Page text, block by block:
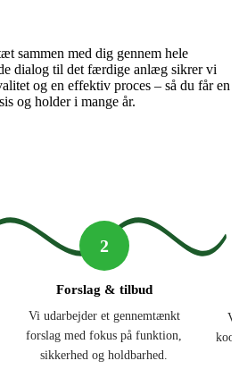
sammen med dig gennem hele
dialog til det færdige anlæg sikrer vi
og en effektiv proces – så du får en
og holder i mange år.
2
Forslag & tilbud
Vi udarbejder et gennemtænkt
forslag med fokus på funktion,
sikkerhed og holdbarhed.